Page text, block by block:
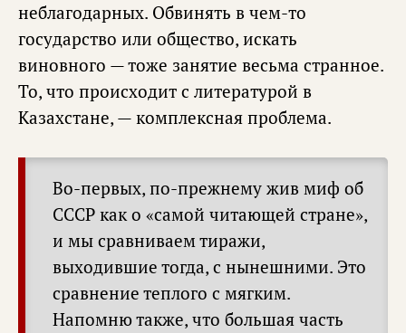
неблагодарных. Обвинять в чем-то
государство или общество, искать
виновного — тоже занятие весьма странное.
То, что происходит с литературой в
Казахстане, — комплексная проблема.
Во-первых, по-прежнему жив миф об
СССР как о «самой читающей стране»,
и мы сравниваем тиражи,
выходившие тогда, с нынешними. Это
сравнение теплого с мягким.
Напомню также, что большая часть